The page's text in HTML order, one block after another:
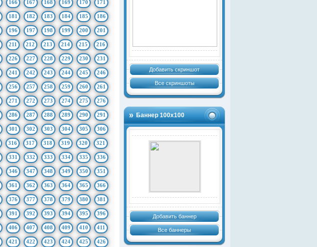
Добавить скриншот
Все скриншоты
Баннер 100х100
Добавить баннер
Все баннеры
166 167 168 169 170 171
181 182 183 184 185 186
196 197 198 199 200 201
211 212 213 214 215 216
226 227 228 229 230 231
241 242 243 244 245 246
256 257 258 259 260 261
271 272 273 274 275 276
286 287 288 289 290 291
301 302 303 304 305 306
316 317 318 319 320 321
331 332 333 334 335 336
346 347 348 349 350 351
361 362 363 364 365 366
376 377 378 379 380 381
391 392 393 394 395 396
406 407 408 409 410 411
421 422 423 424 425 426